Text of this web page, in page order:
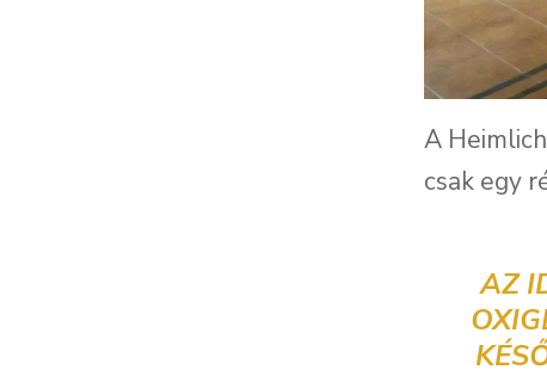
A
csak egy
AZ